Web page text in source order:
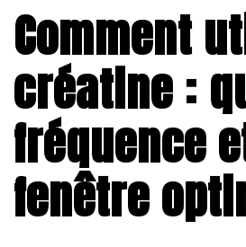
Comment
créatine :
fréquence
fenêtre